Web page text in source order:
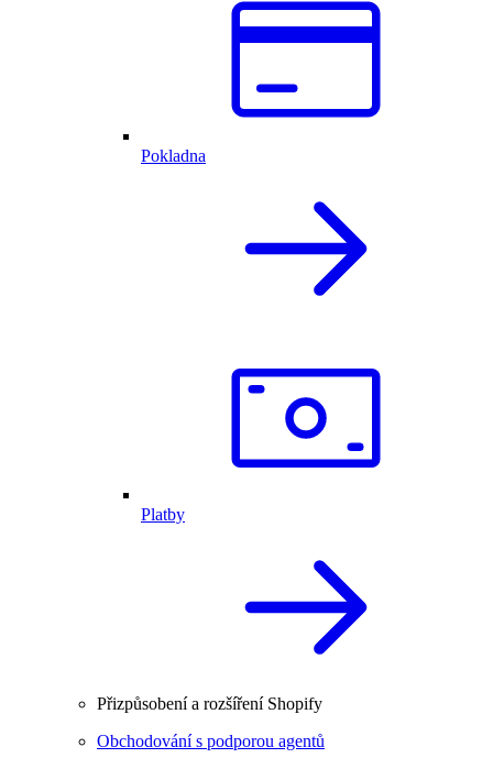
Pokladna
Platby
Přizpůsobení a rozšíření Shopify
Obchodování s podporou agentů